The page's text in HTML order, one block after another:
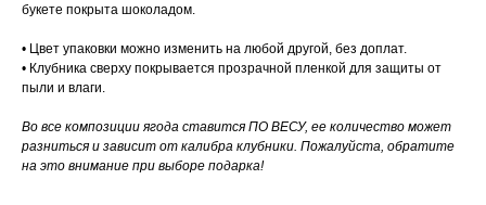
букете покрыта шоколадом.
• Цвет упаковки можно изменить на любой другой, без доплат.
• Клубника сверху покрывается прозрачной пленкой для защиты от
пыли и влаги.
Во все композиции ягода ставится ПО ВЕСУ, ее количество может
разниться и зависит от калибра клубники. Пожалуйста, обратите
на это внимание при выборе подарка!